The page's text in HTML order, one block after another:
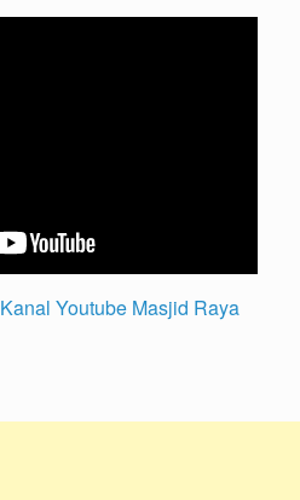
Kanal Youtube Masjid Raya